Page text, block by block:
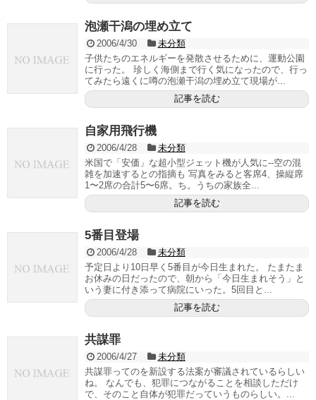
泡瀬干潟の埋め立て
2006/4/30
未分類
子供たちのエネルギーを発散させるために、運動公園
に行った。 珍しく海側まで行く気になったので、行っ
てみたら遠くに噂の泡瀬干潟の埋め立て現場が...
記事を読む
自家用飛行機
2006/4/28
未分類
米国で「安価」な超小型ジェット機が人気に--空の混
雑を加速するとの指摘も 写真をみると客席4、操縦席
1〜2席の合計5〜6席。ち。うちの家族全...
記事を読む
5番目登場
2006/4/28
未分類
予定日より10日早く5番目が今日生まれた。 たまたま
お休みの日だったので、朝から「今日生まれそう」と
いう妻に付き添って病院にいった。5回目と...
記事を読む
共謀罪
2006/4/27
未分類
共謀罪ってのを新設する法案が審議されているらしい
ね。 なんでも、犯罪につながることを相談しただけ
で、そのこと自体が犯罪だっていうものらしい。...